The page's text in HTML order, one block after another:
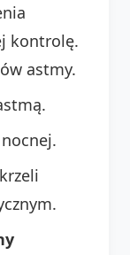
kontrolę.
astmy.